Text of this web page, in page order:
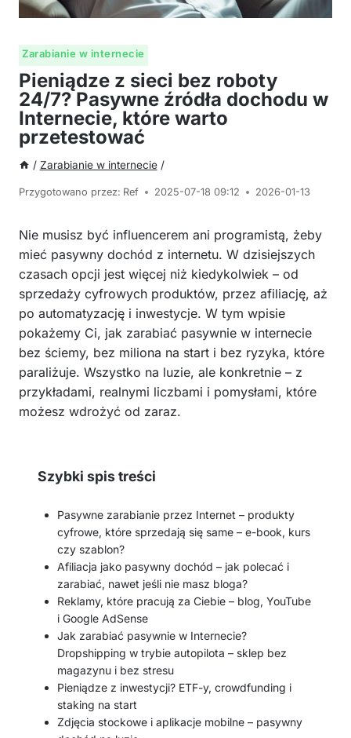
Zarabianie w internecie
Pieniądze z sieci bez roboty
24/7? Pasywne źródła dochodu w
Internecie, które warto
przetestować
/ Zarabianie w internecie /
Przygotowano przez: Ref 2025-07-18 09:12 2026-01-13
Nie musisz być influencerem ani programistą, żeby
mieć pasywny dochód z internetu. W dzisiejszych
czasach opcji jest więcej niż kiedykolwiek – od
sprzedaży cyfrowych produktów, przez afiliację, aż
po automatyzację i inwestycje. W tym wpisie
pokażemy Ci, jak zarabiać pasywnie w internecie
bez ściemy, bez miliona na start i bez ryzyka, które
paraliżuje. Wszystko na luzie, ale konkretnie – z
przykładami, realnymi liczbami i pomysłami, które
możesz wdrożyć od zaraz.
Szybki spis treści
Pasywne zarabianie przez Internet – produkty
cyfrowe, które sprzedają się same – e-book, kurs
czy szablon?
Afiliacja jako pasywny dochód – jak polecać i
zarabiać, nawet jeśli nie masz bloga?
Reklamy, które pracują za Ciebie – blog, YouTube
i Google AdSense
Jak zarabiać pasywnie w Internecie?
Dropshipping w trybie autopilota – sklep bez
magazynu i bez stresu
Pieniądze z inwestycji? ETF-y, crowdfunding i
staking na start
Zdjęcia stockowe i aplikacje mobilne – pasywny